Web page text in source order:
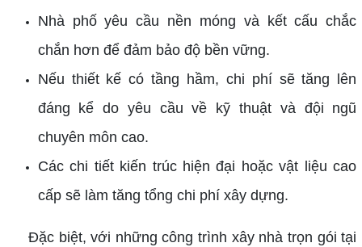
Nhà phố yêu cầu nền móng và kết cấu chắc
chắn hơn để đảm bảo độ bền vững.
Nếu thiết kế có tầng hầm, chi phí sẽ tăng lên
đáng kể do yêu cầu về kỹ thuật và đội ngũ
chuyên môn cao.
Các chi tiết kiến trúc hiện đại hoặc vật liệu cao
cấp sẽ làm tăng tổng chi phí xây dựng.
Đặc biệt, với những công trình xây nhà trọn gói tại